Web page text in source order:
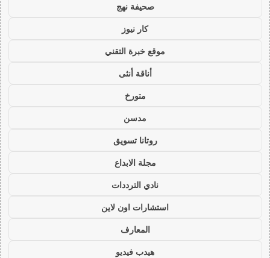
صحيفة نهج
كار نيوز
موقع خبرة التقني
أناقة أنثى
متورخ
مدسن
روتانا تسويق
مجلة الابداع
نادي الترددات
استشارات اون لاين
المعارف
هيدب فيديو